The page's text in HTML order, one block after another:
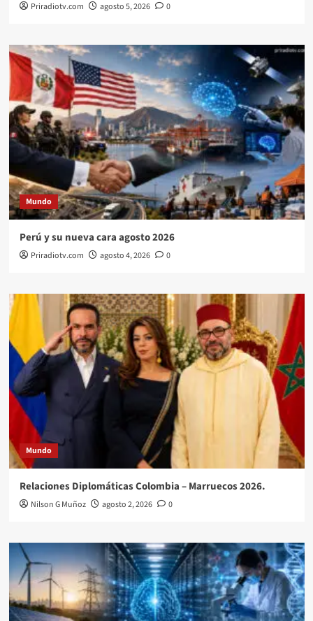
Priradiotv.com agosto 5, 2026 0
Mundo
Perú y su nueva cara agosto 2026
Priradiotv.com agosto 4, 2026 0
Mundo
Relaciones Diplomáticas Colombia – Marruecos 2026.
Nilson G Muñoz agosto 2, 2026 0